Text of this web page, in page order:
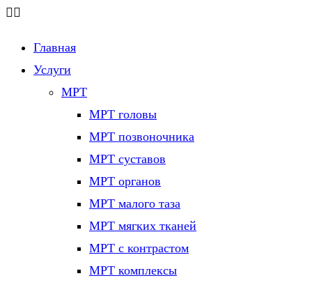
Главная
Услуги
МРТ
МРТ головы
МРТ позвоночника
МРТ суставов
МРТ органов
МРТ малого таза
МРТ мягких тканей
МРТ с контрастом
МРТ комплексы